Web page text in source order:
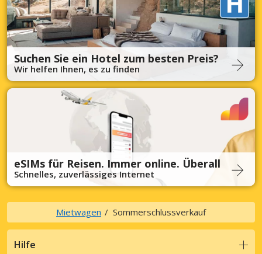
Suchen Sie ein Hotel zum besten Preis?
Wir helfen Ihnen, es zu finden
eSIMs für Reisen. Immer online. Überall
Schnelles, zuverlässiges Internet
Mietwagen Sommerschlussverkauf
Hilfe